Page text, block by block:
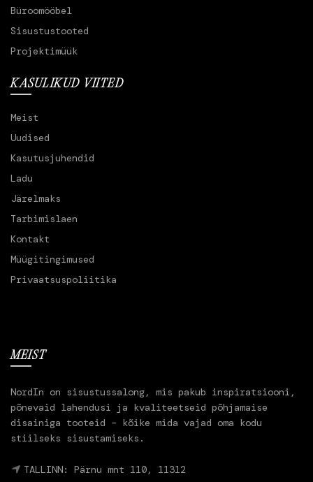
Büroomööbel
Sisustustooted
Projektimüük
KASULIKUD VIITED
Meist
Uudised
Kasutusjuhendid
Ladu
Järelmaks
Tarbimislaen
Kontakt
Müügitingimused
Privaatsuspoliitika
MEIST
NordIn on sisustussalong, mis pakub inspiratsiooni,
põnevaid lahendusi ja kvaliteetseid põhjamaise
disainiga tooteid – kõike mida vajad oma kodu
stiilseks sisustamiseks.
TALLINN: Pärnu mnt 110, 11312